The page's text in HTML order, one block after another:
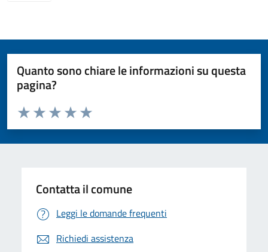
Quanto sono chiare le informazioni su questa
pagina?
Valuta da 1 a 5 stelle la pagina
Valuta 5 stelle su 5
Valuta 4 stelle su 5
Valuta 3 stelle su 5
Valuta 2 stelle su 5
Valuta 1 stelle su 5
Contatta il comune
Leggi le domande frequenti
Richiedi assistenza